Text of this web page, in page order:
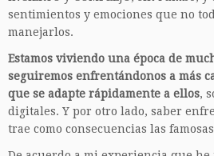
sentimientos y emociones que no
manejarlos.
Estamos viviendo una época de
seguiremos enfrentándonos a más
que se adapte rápidamente a ellos,
digitales. Y por otro lado, saber
trae como consecuencias las